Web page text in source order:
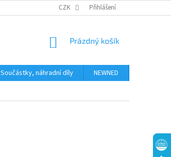
CZK Přihlášení
NÁKUPNÍ
Prázdný košík
Součástky, náhradní díly NEWNED